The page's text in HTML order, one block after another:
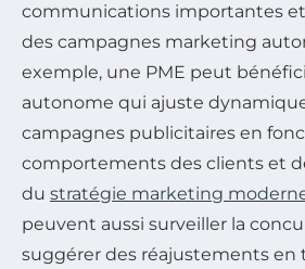
communications importantes
des campagnes marketing
exemple, une PME peut
autonome qui ajuste
campagnes publicitaires en
comportements des clients et
du stratégie marketing
peuvent aussi surveiller la
suggérer des réajustements en